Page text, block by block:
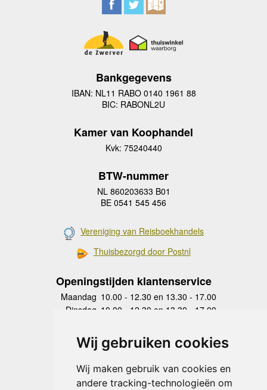
Wij gebruiken cookies
Wij maken gebruik van cookies en
andere tracking-technologieën om
Bankgegevens
IBAN: NL11 RABO 0140 1961 88
BIC: RABONL2U
Kamer van Koophandel
Kvk: 75240440
BTW-nummer
NL 860203633 B01
BE 0541 545 456
Vereniging van Reisboekhandels
Thuisbezorgd door Postnl
Openingstijden klantenservice
Maandag 10.00 - 12.30 en 13.30 - 17.00
Dinsdag 10.00 - 12.30 en 13.30 - 17.00
Donderdag
10.00 - 12.30 en 13.30 - 17.00
Vrijdag 10.00 - 12.30 en 13.30 - 17.00
Zaterdag
gesloten
Zondag gesloten